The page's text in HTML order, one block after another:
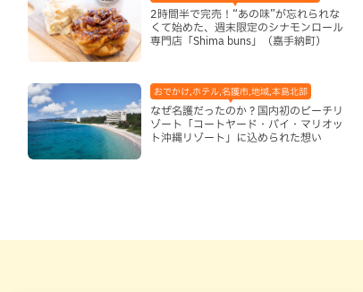
2時間半で完売！“あの味”が忘れられな
くて始めた、週末限定のシナモンロール
専門店「Shima buns」（嘉手納町）
おでかけ,ホテル,名護市,地域,本島北部
なぜ名護だったのか？国内初のビーチリ
ゾート「コートヤード・バイ・マリオッ
ト沖縄リゾート」に込められた想い